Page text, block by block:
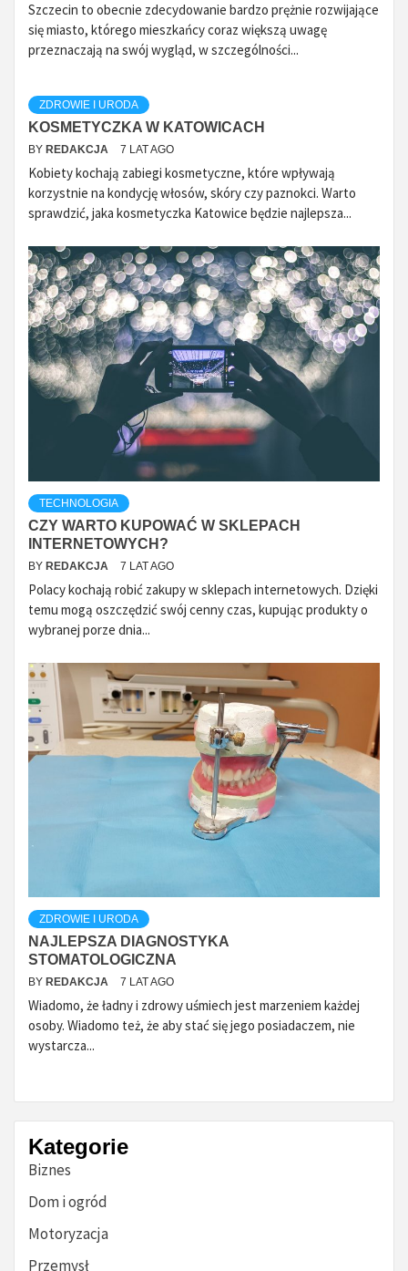
Szczecin to obecnie zdecydowanie bardzo prężnie rozwijające
się miasto, którego mieszkańcy coraz większą uwagę
przeznaczają na swój wygląd, w szczególności...
ZDROWIE I URODA
KOSMETYCZKA W KATOWICACH
BY REDAKCJA 7 LAT AGO
Kobiety kochają zabiegi kosmetyczne, które wpływają
korzystnie na kondycję włosów, skóry czy paznokci. Warto
sprawdzić, jaka kosmetyczka Katowice będzie najlepsza...
TECHNOLOGIA
CZY WARTO KUPOWAĆ W SKLEPACH
INTERNETOWYCH?
BY REDAKCJA 7 LAT AGO
Polacy kochają robić zakupy w sklepach internetowych. Dzięki
temu mogą oszczędzić swój cenny czas, kupując produkty o
wybranej porze dnia...
ZDROWIE I URODA
NAJLEPSZA DIAGNOSTYKA
STOMATOLOGICZNA
BY REDAKCJA 7 LAT AGO
Wiadomo, że ładny i zdrowy uśmiech jest marzeniem każdej
osoby. Wiadomo też, że aby stać się jego posiadaczem, nie
wystarcza...
Kategorie
Biznes
Dom i ogród
Motoryzacja
Przemysł